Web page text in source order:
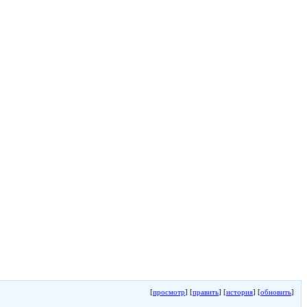
[просмотр] [править] [история] [обновить]